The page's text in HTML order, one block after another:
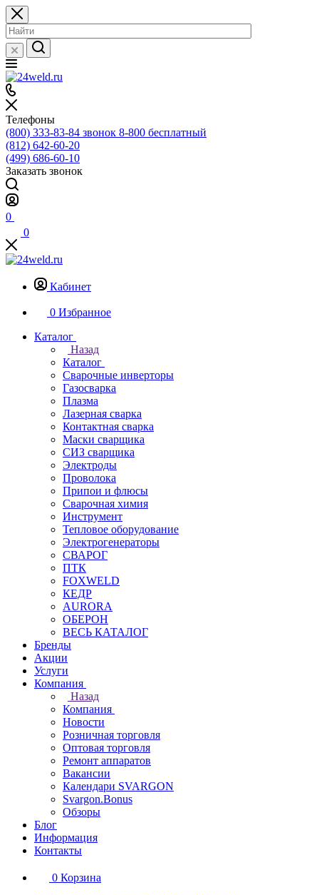
Телефоны
(800) 333-83-84 звонок 8-800 бесплатный
(812) 642-60-20
(499) 686-60-10
Заказать звонок
0
0
Кабинет
0 Избранное
Каталог
Назад
Каталог
Сварочные инверторы
Газосварка
Плазма
Лазерная сварка
Контактная сварка
Маски сварщика
СИЗ сварщика
Электроды
Проволока
Припои и флюсы
Сварочная химия
Инструмент
Тепловое оборудование
Электрогенераторы
СВАРОГ
ПТК
FOXWELD
КЕДР
AURORA
ОБЕРОН
ВЕСЬ КАТАЛОГ
Бренды
Акции
Услуги
Компания
Назад
Компания
Новости
Розничная торговля
Оптовая торговля
Ремонт аппаратов
Вакансии
Календари SVARGON
Svargon.Bonus
Обзоры
Блог
Информация
Контакты
0 Корзина